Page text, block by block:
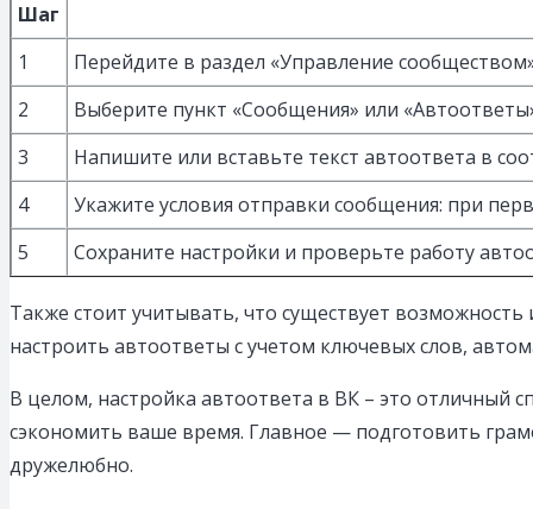
Шаг
1
Перейдите в раздел «Управление
2
Выберите пункт «Сообщения» или
3
Напишите или вставьте текст автоответа в
4
Укажите условия отправки сообщения: при
5
Сохраните настройки и проверьте работу
Также стоит учитывать, что существует
настроить автоответы с учетом ключевых слов,
В целом, настройка автоответа в ВК – это отличный
сэкономить ваше время. Главное — подготовить
дружелюбно.